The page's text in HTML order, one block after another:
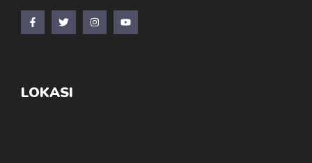
LOKASI